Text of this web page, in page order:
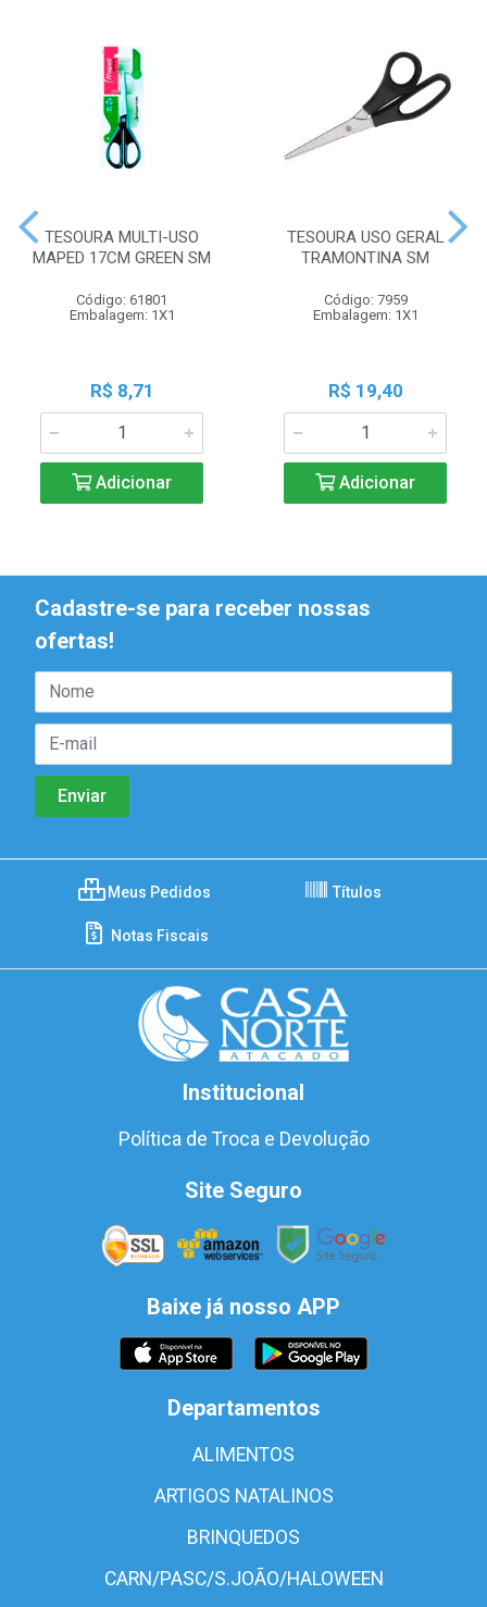
TESOURA MULTI-USO
MAPED 17CM GREEN SM
Código: 61801
Embalagem: 1X1
R$ 8,71
Adicionar
TESOURA USO GERAL
TRAMONTINA SM
Código: 7959
Embalagem: 1X1
R$ 19,40
Adicionar
Cadastre-se para receber nossas
ofertas!
Meus Pedidos Títulos
Notas Fiscais
Institucional
Política de Troca e Devolução
Site Seguro
Baixe já nosso APP
Departamentos
ALIMENTOS
ARTIGOS NATALINOS
BRINQUEDOS
CARN/PASC/S.JOÃO/HALOWEEN